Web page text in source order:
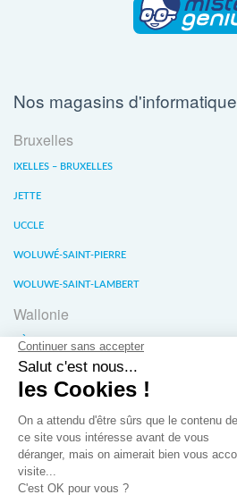
Nos magasins d'informatique
Bruxelles
IXELLES – BRUXELLES
JETTE
UCCLE
WOLUWÉ-SAINT-PIERRE
WOLUWE-SAINT-LAMBERT
Wallonie
LIÈGE
WATERLOO
WAVRE